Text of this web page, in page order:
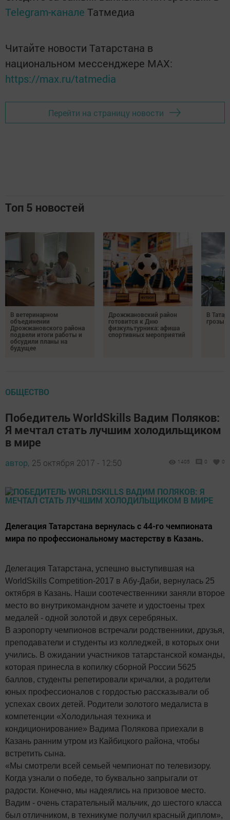
Telegram-канале Татмедиа
Читайте новости Татарстана в
национальном мессенджере MАХ:
https://max.ru/tatmedia
Перейти на страницу новости
Топ 5 новостей
В ветеринарном
объединении
Дрожжановского района
подвели итоги работы и
обсудили планы на
будущее
Дрожжановский район
готовится к Дню
физкультурника: афиша
спортивных мероприятий
В
грозы
ОБЩЕСТВО
Победитель WorldSkills Вадим Поляков:
Я мечтал стать лучшим холодильщиком
в мире
автор, 25 октября 2017 - 12:50 1405 0 0
Делегация Татарстана вернулась с 44-го чемпионата
мира по профессиональному мастерству в Казань.
Делегация Татарстана, успешно выступившая на
WorldSkills Competition-2017 в Абу-Даби, вернулась 25
октября в Казань. Наши соотечественники заняли второе
место во внутрикомандном зачете и удостоены трех
медалей - одной золотой и двух серебряных.
В аэропорту чемпионов встречали родственники, друзья,
преподаватели и студенты из колледжей, в которых они
учились. В ожидании участников татарстанской команды,
которая принесла в копилку сборной России 5625
баллов, студенты репетировали кричалки, а родители
юных профессионалов с гордостью рассказывали об
успехах своих детей. Родители золотого медалиста в
компетенции «Холодильная техника и
кондиционирование» Вадима Полякова приехали в
Казань ранним утром из Кайбицкого района, чтобы
встретить сына.
«Мы смотрели всей семьей чемпионат по телевизору.
Когда узнали о победе, то буквально запрыгали от
радости. Конечно, мы надеялись на призовое место.
Вадим - очень старательный мальчик, до шестого класса
был отличником, в техникуме получил красный диплом»,